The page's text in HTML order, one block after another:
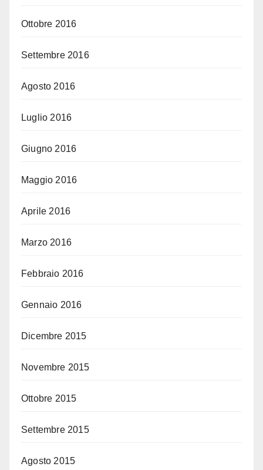
Ottobre 2016
Settembre 2016
Agosto 2016
Luglio 2016
Giugno 2016
Maggio 2016
Aprile 2016
Marzo 2016
Febbraio 2016
Gennaio 2016
Dicembre 2015
Novembre 2015
Ottobre 2015
Settembre 2015
Agosto 2015